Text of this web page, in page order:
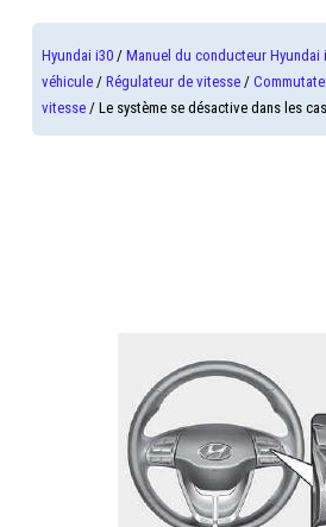
Hyundai i30 /Manuel du conducteur Hyundai
véhicule /Régulateur de vitesse /
vitesse / Le système se désactive dans les